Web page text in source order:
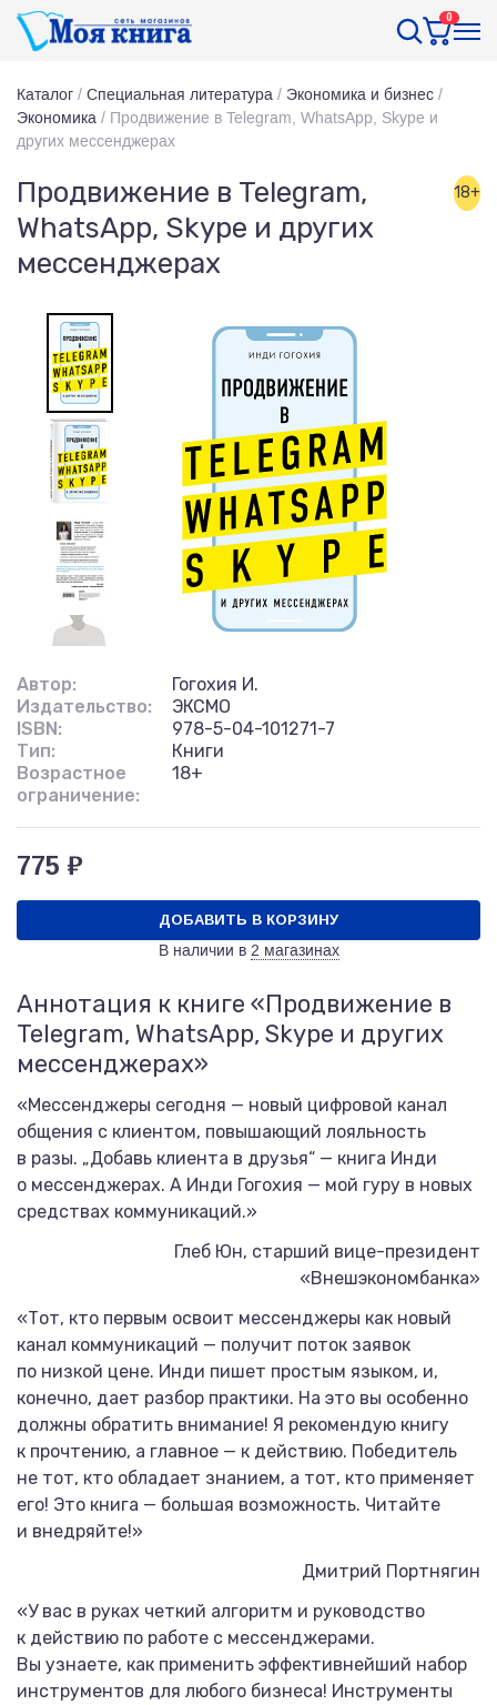
0
Каталог / Специальная литература / Экономика и бизнес /
Экономика / Продвижение в Telegram, WhatsApp, Skype и
других мессенджерах
Продвижение в Telegram,
WhatsApp, Skype и других
мессенджерах
18+
Автор:
Гогохия И.
Издательство:
ЭКСМО
ISBN:
978-5-04-101271-7
Тип:
Книги
Возрастное
ограничение:
18+
775 ₽
ДОБАВИТЬ В КОРЗИНУ
В наличии в 2 магазинах
Аннотация к книге «Продвижение в
Telegram, WhatsApp, Skype и других
мессенджерах»
«Мессенджеры сегодня — новый цифровой канал
общения с клиентом, повышающий лояльность
в разы. „Добавь клиента в друзья“ — книга Инди
о мессенджерах. А Инди Гогохия — мой гуру в новых
средствах коммуникаций.»
Глеб Юн, старший вице-президент
«Внешэкономбанка»
«Тот, кто первым освоит мессенджеры как новый
канал коммуникаций — получит поток заявок
по низкой цене. Инди пишет простым языком, и,
конечно, дает разбор практики. На это вы особенно
должны обратить внимание! Я рекомендую книгу
к прочтению, а главное — к действию. Победитель
не тот, кто обладает знанием, а тот, кто применяет
его! Это книга — большая возможность. Читайте
и внедряйте!»
Дмитрий Портнягин
«У вас в руках четкий алгоритм и руководство
к действию по работе с мессенджерами.
Вы узнаете, как применить эффективнейший набор
инструментов для любого бизнеса! Инструменты